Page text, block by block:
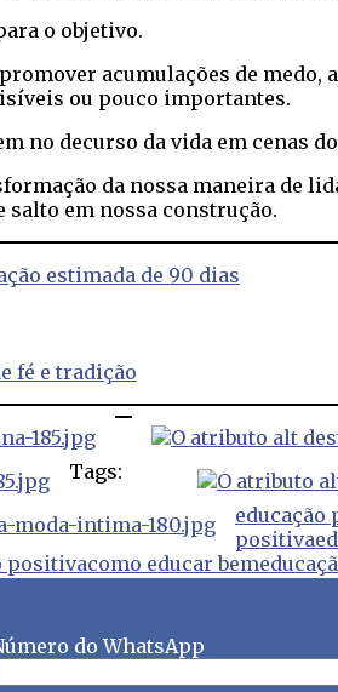
o objetivo.
acumulações de
ou pouco importantes.
no decurso da vida em cenas
da nossa maneira de
salto em nossa construção.
estimada de 90 dias
fé e tradição
Tags:
educação
positiva
positivacomo educar bem
do WhatsApp